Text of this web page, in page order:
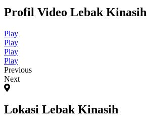
Profil Video Lebak Kinasih
Play
Play
Play
Play
Previous
Next
Lokasi Lebak Kinasih